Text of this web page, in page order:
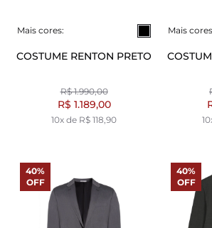
Mais cores:
COSTUME RENTON PRETO
R$ 1.990,00
R$ 1.189,00
10x de R$ 118,90
Mais
40%
OFF
40%
OFF